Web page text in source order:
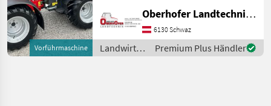
Vorführmaschine
Fahrerschutzdach + Kubota
Diesel Motor D1105 +
Leistung 18, 5 KW = 25 PS +
Heckgewich
Oberhofer Landtechnik GmbH
6130 Schwaz
Landwirtsch.
Motorfahrzeuge
Premium Plus Händler